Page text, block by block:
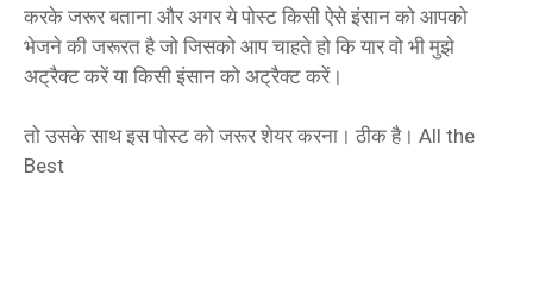
करके जरूर बताना और अगर ये पोस्ट किसी ऐसे इंसान को आपको
भेजने की जरूरत है जो जिसको आप चाहते हो कि यार वो भी मुझे
अट्रैक्ट करें या किसी इंसान को अट्रैक्ट करें।
तो उसके साथ इस पोस्ट को जरूर शेयर करना। ठीक है। All the
Best